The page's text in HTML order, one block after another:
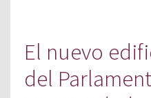
El nuevo
del